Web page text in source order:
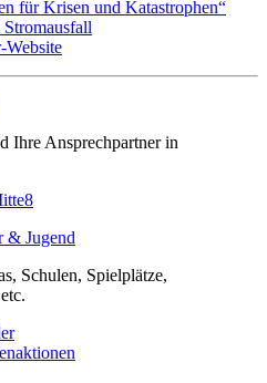
für Krisen und Katastrophen“
Ihre Ansprechpartner in
& Jugend
Schulen, Spielplätze,